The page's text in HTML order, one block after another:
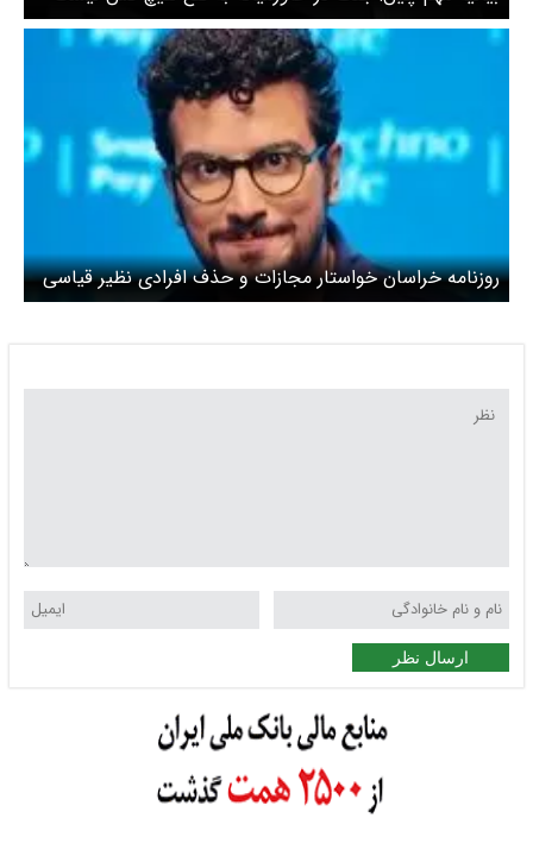
روزنامه خراسان خواستار مجازات و حذف افرادی نظیر قیاسی
،طالبی و ... شد / نهادهای وابسته به نظام نمی‌توانند
ارسال نظر